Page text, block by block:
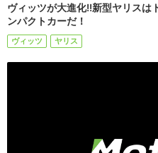
ヴィッツが大進化!!新型ヤリスは
ンパクトカーだ！
ヴィッツ ヤリス